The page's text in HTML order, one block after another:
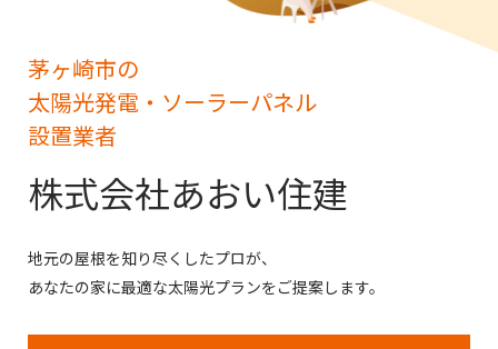
茅ヶ崎市の
太陽光発電・ソーラーパネル
設置業者
株式会社あおい住建
地元の屋根を知り尽くしたプロが、
あなたの家に最適な太陽光プランをご提案します。